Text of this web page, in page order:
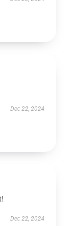
Dec 22, 2024
Dec 22, 2024